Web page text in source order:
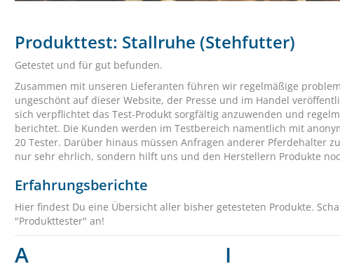
Produkttest: Stallruhe (Stehfutter)
Getestet und für gut befunden.
Zusammen mit unseren Lieferanten führen wir regelmäßige
ungeschönt auf dieser Website, der Presse und im Handel
sich verpflichtet das Test-Produkt sorgfältig anzuwenden und
berichtet. Die Kunden werden im Testbereich namentlich mit
20 Tester. Darüber hinaus müssen Anfragen anderer Pferdehalter
nur sehr ehrlich, sondern hilft uns und den Herstellern Produkte
Erfahrungsberichte
Hier findest Du eine Übersicht aller bisher getesteten Produkte.
"Produkttester" an!
A I